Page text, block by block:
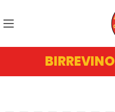
BIRREVINO